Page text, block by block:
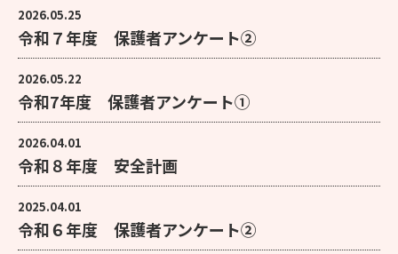
2026.05.25
令和７年度 保護者アンケート②
2026.05.22
令和7年度 保護者アンケート①
2026.04.01
令和８年度 安全計画
2025.04.01
令和６年度 保護者アンケート②